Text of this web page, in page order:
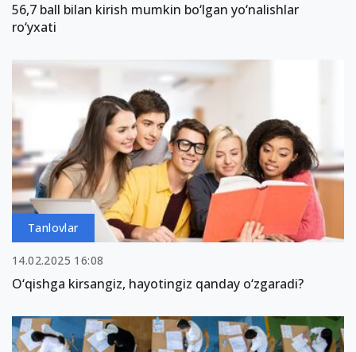
56,7 ball bilan kirish mumkin bo‘lgan yo‘nalishlar
ro‘yxati
Tanlovlar
14.02.2025 16:08
O‘qishga kirsangiz, hayotingiz qanday o‘zgaradi?